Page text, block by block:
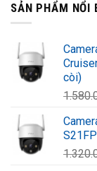
SẢN PHẨM NỔI
còi)